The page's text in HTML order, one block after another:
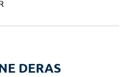
DERAS